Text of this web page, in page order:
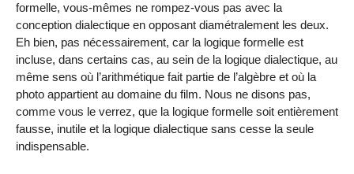
formelle, vous-mêmes ne rompez-vous pas avec la
conception dialectique en opposant diamétralement les deux.
Eh bien, pas nécessairement, car la logique formelle est
incluse, dans certains cas, au sein de la logique dialectique, au
même sens où l’arithmétique fait partie de l’algèbre et où la
photo appartient au domaine du film. Nous ne disons pas,
comme vous le verrez, que la logique formelle soit entièrement
fausse, inutile et la logique dialectique sans cesse la seule
indispensable.